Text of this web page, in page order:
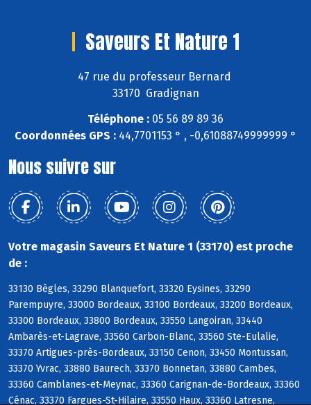
Saveurs Et Nature 1
47 rue du professeur Bernard
33170 Gradignan
Téléphone : 05 56 89 89 36
Coordonnées GPS : 44,7701153 ° , -0,61088749999999 °
Nous suivre sur
Votre magasin Saveurs Et Nature 1 (33170) est proche
de :
33130 Bègles, 33290 Blanquefort, 33320 Eysines, 33290
Parempuyre, 33000 Bordeaux, 33100 Bordeaux, 33200 Bordeaux,
33300 Bordeaux, 33800 Bordeaux, 33550 Langoiran, 33440
Ambarès-et-Lagrave, 33560 Carbon-Blanc, 33560 Ste-Eulalie,
33370 Artigues-près-Bordeaux, 33150 Cenon, 33450 Montussan,
33370 Yvrac, 33880 Baurech, 33370 Bonnetan, 33880 Cambes,
33360 Camblanes-et-Meynac, 33360 Carignan-de-Bordeaux, 33360
Cénac, 33370 Fargues-St-Hilaire, 33550 Haux, 33360 Latresne,